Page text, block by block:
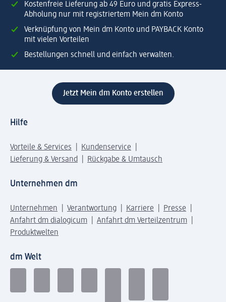
Kostenfreie Lieferung ab 49 Euro und gratis Express-
Abholung nur mit registriertem Mein dm Konto
Verknüpfung von Mein dm Konto und PAYBACK Konto
mit vielen Vorteilen
Bestellungen schnell und einfach verwalten.
Jetzt Mein dm Konto erstellen
Hilfe
Vorteile & Services
Kundenservice
Lieferung & Versand
Rückgabe & Umtausch
Unternehmen dm
Unternehmen Verantwortung Karriere
Presse
Anfahrt dm dialogicum
Anfahrt dm Verteilzentrum
Produktwelten
dm Welt